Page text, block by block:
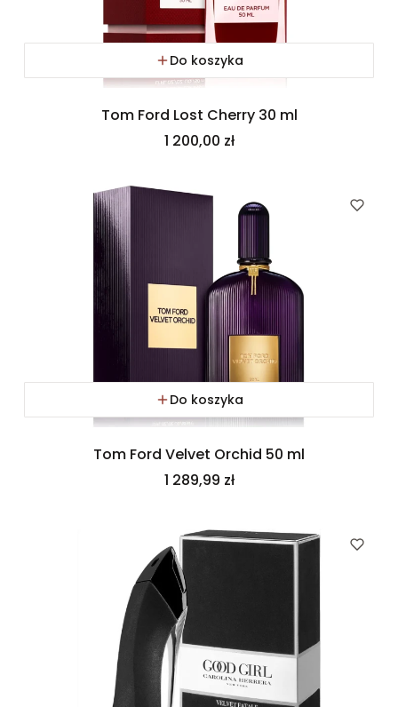
Do koszyka
Tom Ford Lost Cherry 30 ml
Cena
1 200,00 zł
Do koszyka
Tom Ford Velvet Orchid 50 ml
Cena
1 289,99 zł